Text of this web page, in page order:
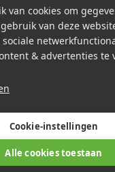
van cookies om
van deze
sociale
& advertenties te
Cookie-instellingen
Alle cookies toestaan
Acerca de Lumosa